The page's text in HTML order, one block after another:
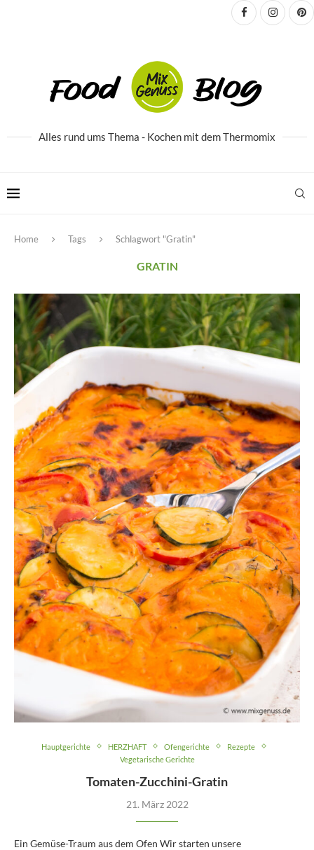
Alles rund ums Thema - Kochen mit dem Thermomix
Home Tags Schlagwort "Gratin"
GRATIN
Hauptgerichte HERZHAFT Ofengerichte
Rezepte
Vegetarische Gerichte
Tomaten-Zucchini-Gratin
21. März 2022
Ein Gemüse-Traum aus dem Ofen Wir starten unsere